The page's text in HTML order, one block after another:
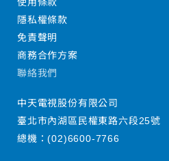
使用條款
隱私權條款
免責聲明
商務合作方案
聯絡我們
中天電視股份有限公司
臺北市內湖區民權東路六段25號
總機：(02)6600-7766